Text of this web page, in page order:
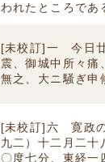
われたところであ
[未校訂]一 今日
震、御城中所々痛
無之、大ニ騒ぎ申
[未校訂]六 寛政
九二）十二月二十
〇度七分、東経一